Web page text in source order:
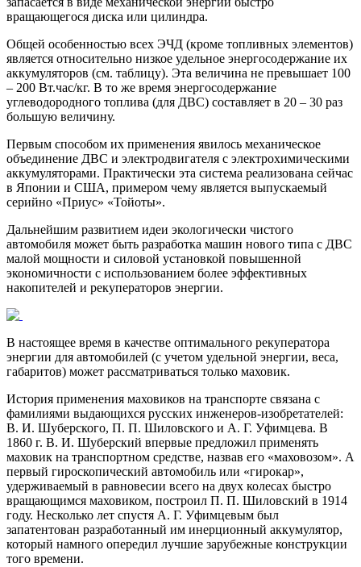
вращающегося диска или цилиндра.
Общей особенностью всех ЭЧД (кроме топливных элементов)
является относительно низкое удельное энергосодержание их
аккумуляторов (см. таблицу). Эта величина не превышает 100
– 200 Вт.час/кг. В то же время энергосодержание
углеводородного топлива (для ДВС) составляет в 20 – 30 раз
большую величину.
Первым способом их применения явилось механическое
объединение ДВС и электродвигателя с электрохимическими
аккумуляторами. Практически эта система реализована сейчас
в Японии и США, примером чему является выпускаемый
серийно «Приус» «Тойоты».
Дальнейшим развитием идеи экологически чистого
автомобиля может быть разработка машин нового типа с ДВС
малой мощности и силовой установкой повышенной
экономичности с использованием более эффективных
накопителей и рекуператоров энергии.
В настоящее время в качестве оптимального рекуператора
энергии для автомобилей (с учетом удельной энергии, веса,
габаритов) может рассматриваться только маховик.
История применения маховиков на транспорте связана с
фамилиями выдающихся русских инженеров-изобретателей:
В. И. Шуберского, П. П. Шиловского и А. Г. Уфимцева. В
1860 г. В. И. Шуберский впервые предложил применять
маховик на транспортном средстве, назвав его «маховозом». А
первый гироскопический автомобиль или «гирокар»,
удерживаемый в равновесии всего на двух колесах быстро
вращающимся маховиком, построил П. П. Шиловский в 1914
году. Несколько лет спустя А. Г. Уфимцевым был
запатентован разработанный им инерционный аккумулятор,
который намного опередил лучшие зарубежные конструкции
того времени.